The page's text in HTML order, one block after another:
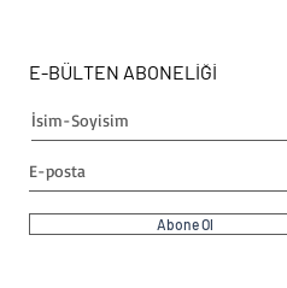
E-BÜLTEN ABONELİĞİ
Abone Ol